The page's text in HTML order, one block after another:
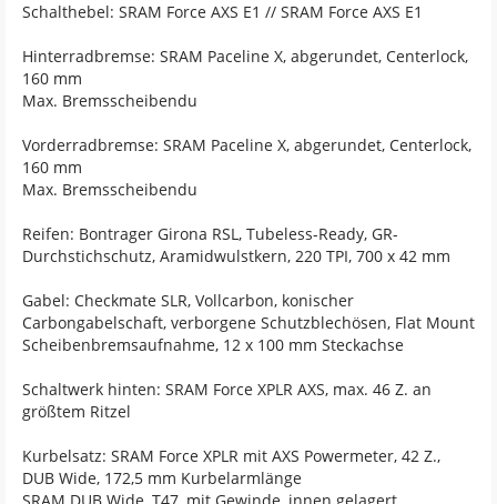
Schalthebel: SRAM Force AXS E1 // SRAM Force AXS E1
Hinterradbremse: SRAM Paceline X, abgerundet, Centerlock,
160 mm
Max. Bremsscheibendu
Vorderradbremse: SRAM Paceline X, abgerundet, Centerlock,
160 mm
Max. Bremsscheibendu
Reifen: Bontrager Girona RSL, Tubeless-Ready, GR-
Durchstichschutz, Aramidwulstkern, 220 TPI, 700 x 42 mm
Gabel: Checkmate SLR, Vollcarbon, konischer
Carbongabelschaft, verborgene Schutzblechösen, Flat Mount
Scheibenbremsaufnahme, 12 x 100 mm Steckachse
Schaltwerk hinten: SRAM Force XPLR AXS, max. 46 Z. an
größtem Ritzel
Kurbelsatz: SRAM Force XPLR mit AXS Powermeter, 42 Z.,
DUB Wide, 172,5 mm Kurbelarmlänge